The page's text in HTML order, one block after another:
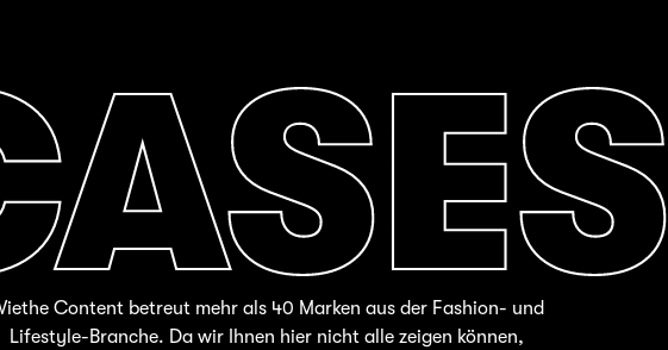
Content betreut mehr als 40 Marken aus der Fashion- und
Lifestyle-Branche. Da wir Ihnen hier nicht alle zeigen können,